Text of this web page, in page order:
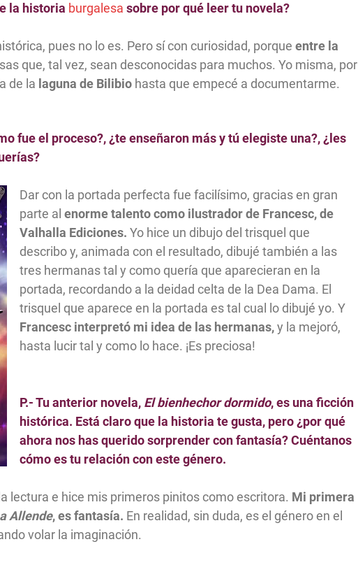
la historia burgalesa sobre por qué leer tu novela?
pues no lo es. Pero sí con curiosidad, porque entre la
que, tal vez, sean desconocidas para muchos. Yo misma, por
de la laguna de Bilibio hasta que empecé a documentarme.
fue el proceso?, ¿te enseñaron más y tú elegiste una?, ¿les
Dar con la portada perfecta fue facilísimo, gracias en gran
parte al enorme talento como ilustrador de Francesc, de
Valhalla Ediciones. Yo hice un dibujo del trisquel que
describo y, animada con el resultado, dibujé también a las
tres hermanas tal y como quería que aparecieran en la
portada, recordando a la deidad celta de la Dea Dama. El
trisquel que aparece en la portada es tal cual lo dibujé yo. Y
Francesc interpretó mi idea de las hermanas,y la mejoró,
hasta lucir tal y como lo hace. ¡Es preciosa!
P.- Tu anterior novela, El bienhechor dormido, es una ficción
histórica. Está claro que la historia te gusta, pero ¿por qué
ahora nos has querido sorprender con fantasía? Cuéntanos
cómo es tu relación con este género.
lectura e hice mis primeros pinitos como escritora. Mi primera
Allende, es fantasía. En realidad, sin duda, es el género en el
volar la imaginación.